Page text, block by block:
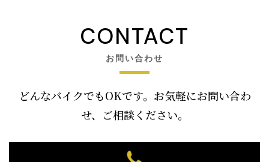
CONTACT
お問い合わせ
どんなバイクでもOKです。お気軽にお問い合わ
せ、ご相談ください。